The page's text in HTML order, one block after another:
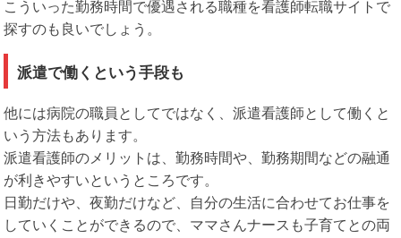
こういった勤務時間で優遇される職種を看護師転職サイトで
探すのも良いでしょう。
派遣で働くという手段も
他には病院の職員としてではなく、派遣看護師として働くと
いう方法もあります。
派遣看護師のメリットは、勤務時間や、勤務期間などの融通
が利きやすいというところです。
日勤だけや、夜勤だけなど、自分の生活に合わせてお仕事を
していくことができるので、ママさんナースも子育てとの両